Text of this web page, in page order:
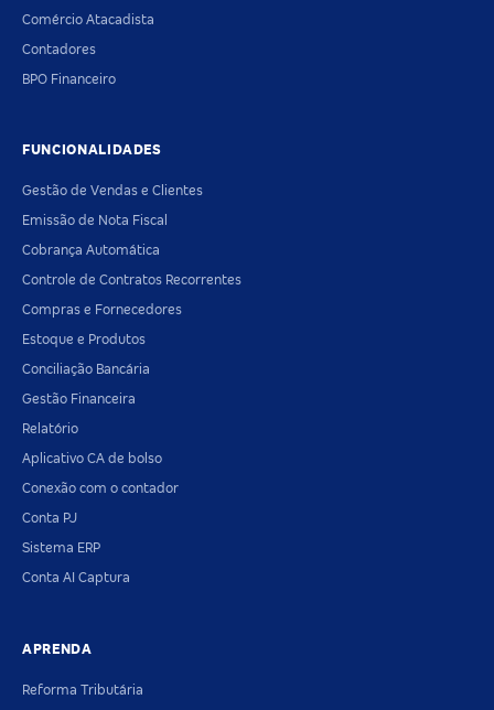
Comércio Atacadista
Contadores
BPO Financeiro
FUNCIONALIDADES
Gestão de Vendas e Clientes
Emissão de Nota Fiscal
Cobrança Automática
Controle de Contratos Recorrentes
Compras e Fornecedores
Estoque e Produtos
Conciliação Bancária
Gestão Financeira
Relatório
Aplicativo CA de bolso
Conexão com o contador
Conta PJ
Sistema ERP
Conta AI Captura
APRENDA
Reforma Tributária